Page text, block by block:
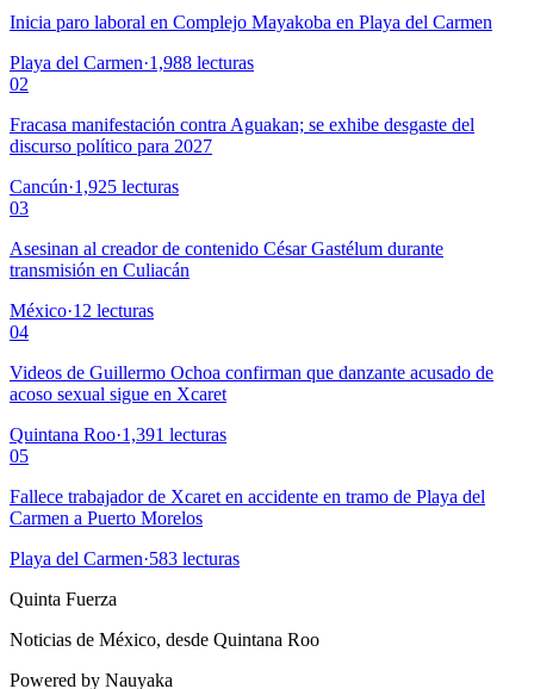
Inicia paro laboral en Complejo Mayakoba en Playa del Carmen
Playa del Carmen·1,988 lecturas
02
Fracasa manifestación contra Aguakan; se exhibe desgaste del
discurso político para 2027
Cancún·1,925 lecturas
03
Asesinan al creador de contenido César Gastélum durante
transmisión en Culiacán
México·12 lecturas
04
Videos de Guillermo Ochoa confirman que danzante acusado de
acoso sexual sigue en Xcaret
Quintana Roo·1,391 lecturas
05
Fallece trabajador de Xcaret en accidente en tramo de Playa del
Carmen a Puerto Morelos
Playa del Carmen·583 lecturas
Quinta Fuerza
Noticias de México, desde Quintana Roo
Powered by Nauyaka